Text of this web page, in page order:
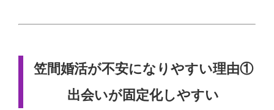
笠間婚活が不安になりやすい理由①
出会いが固定化しやすい